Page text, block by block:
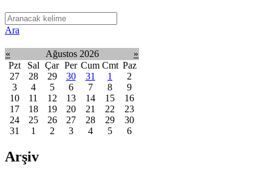
Ara
« Ağustos 2026
»
Pzt
Sal Çar Per Cum Cmt Paz
27
28 29 30 31 1
2
3
4 5 6 7 8
9
10
11 12 13 14 15
16
17
18 19 20 21 22
23
24
25 26 27 28 29
30
31
1 2 3 4 5 6
Arşiv